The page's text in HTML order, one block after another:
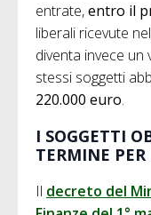
entrate,entro il
liberali ricevute
diventa invece
stessi soggetti
220.000 euro.
I SOGGETTI
TERMINE
Il decreto del